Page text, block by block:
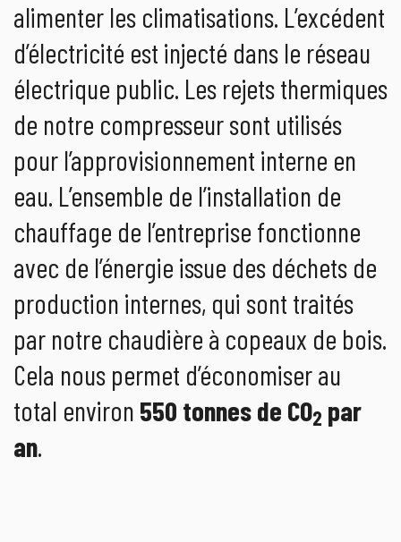
alimenter les climatisations. L’excédent
d’électricité est injecté dans le réseau
électrique public. Les rejets thermiques
de notre compresseur sont utilisés
pour l’approvisionnement interne en
eau. L’ensemble de l’installation de
chauffage de l’entreprise fonctionne
avec de l’énergie issue des déchets de
production internes, qui sont traités
par notre chaudière à copeaux de bois.
Cela nous permet d’économiser au
total environ 550 tonnes de CO2 par
an.